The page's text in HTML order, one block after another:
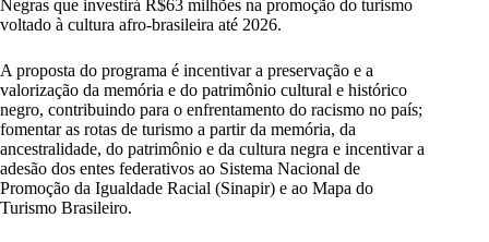
Negras que investirá R$63 milhões na promoção do turismo
voltado à cultura afro-brasileira até 2026.
A proposta do programa é incentivar a preservação e a
valorização da memória e do patrimônio cultural e histórico
negro, contribuindo para o enfrentamento do racismo no país;
fomentar as rotas de turismo a partir da memória, da
ancestralidade, do patrimônio e da cultura negra e incentivar a
adesão dos entes federativos ao Sistema Nacional de
Promoção da Igualdade Racial (Sinapir) e ao Mapa do
Turismo Brasileiro.